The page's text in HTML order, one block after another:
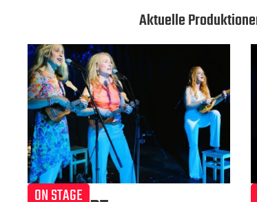
Aktuelle
ON STAGE